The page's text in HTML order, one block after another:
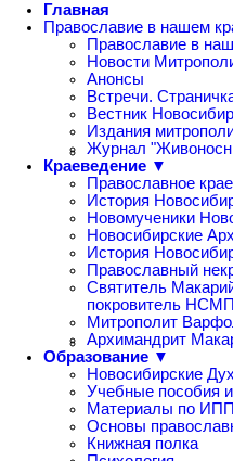
Главная
Православие в нашем
Православие в
Новости
Анонсы
Встречи.
Вестник
Издания
Журнал
Краеведение ▼
Православное
История
Новомученики
Новосибирские
История
Православный
Святитель
покровитель
Митрополит
Архимандрит
Образование ▼
Новосибирские
Учебные пособия
Материалы по
Основы
Книжная полка